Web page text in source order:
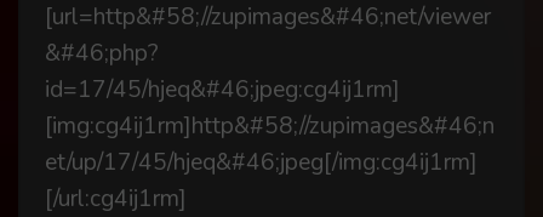
[url=http&#58;//zupimages&#46;net/viewer
&#46;php?
id=17/45/hjeq&#46;jpeg:cg4ij1rm]
[img:cg4ij1rm]http&#58;//zupimages&#46;n
et/up/17/45/hjeq&#46;jpeg[/img:cg4ij1rm]
[/url:cg4ij1rm]